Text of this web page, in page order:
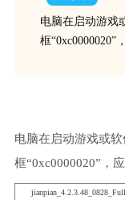
电脑在启动游戏
框“0xc0000020”
电脑在启动游戏或
框“0xc0000020”，